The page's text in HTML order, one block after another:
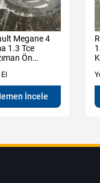
Megane 4
1.3 Tce
Ön
Kutu
İncele